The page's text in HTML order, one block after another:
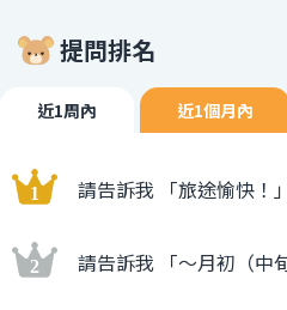
提問排名
近1周內 近1個月內
請告訴我 「旅途愉快！
請告訴我 「〜月初（中